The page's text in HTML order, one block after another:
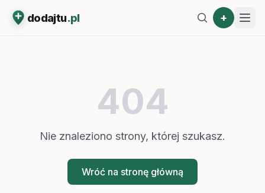
dodajtu.pl +
404
Nie znaleziono strony, której szukasz.
Wróć na stronę główną